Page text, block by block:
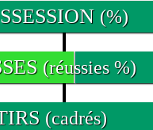
(%)
(réussies %)
(cadrés)